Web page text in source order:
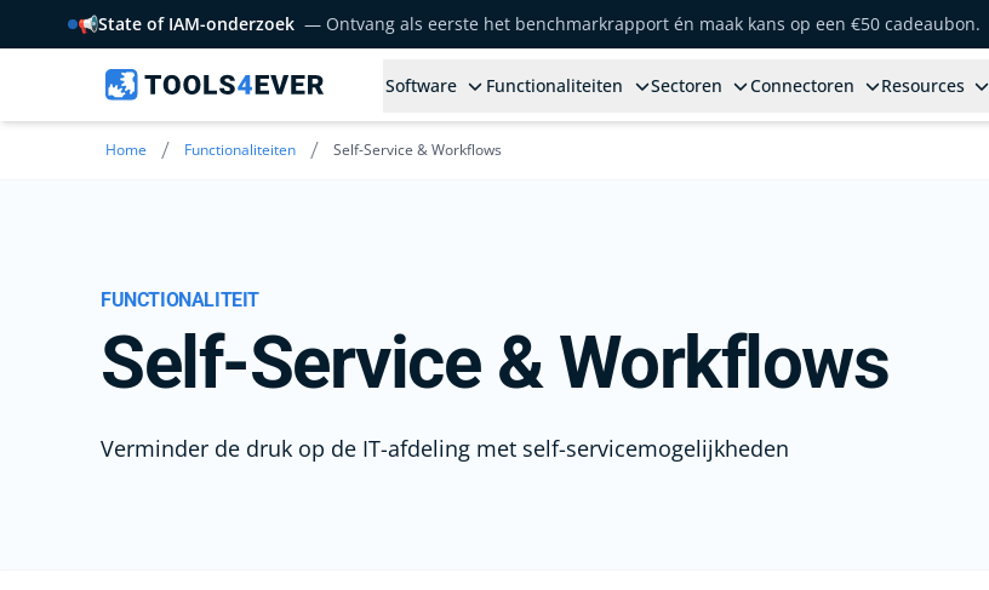
📢State of IAM-onderzoek — Ontvang als eerste het benchmarkrapport én maak kans op een €50 cadeaubon.
Software Functionaliteiten Sectoren Connectoren Resources
Home / Functionaliteiten / Self-Service & Workflows
FUNCTIONALITEIT
Self-Service & Workflows
Verminder de druk op de IT-afdeling met self-servicemogelijkheden